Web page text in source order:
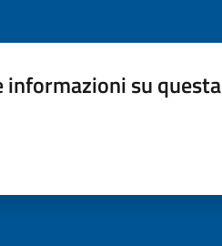
informazioni su questa